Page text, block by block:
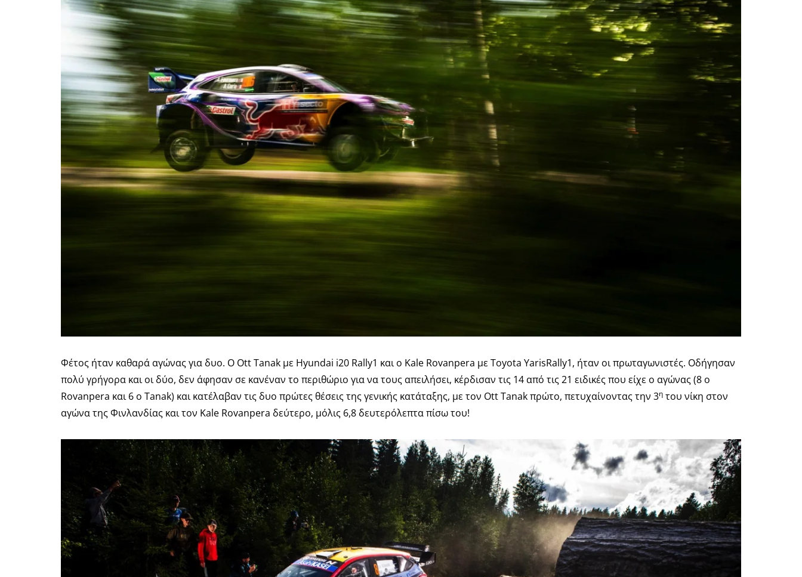
Φέτος ήταν καθαρά αγώνας για δυο. Ο Ott Tanak με Hyundai i20 Rally1 και ο Kale Rovanpera με Toyota YarisRally1, ήταν οι πρωταγωνιστές. Οδήγησαν
πολύ γρήγορα και οι δύο, δεν άφησαν σε κανέναν το περιθώριο για να τους απειλήσει, κέρδισαν τις 14 από τις 21 ειδικές που είχε ο αγώνας (8 o
Rovanpera και 6 ο Tanak) και κατέλαβαν τις δυο πρώτες θέσεις της γενικής κατάταξης, με τον Ott Tanak πρώτο, πετυχαίνοντας την 3η του νίκη στον
αγώνα της Φινλανδίας και τον Kale Rovanpera δεύτερο, μόλις 6,8 δευτερόλεπτα πίσω του!